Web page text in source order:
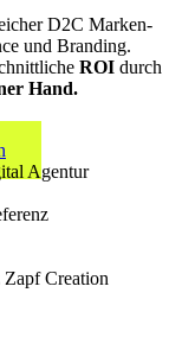
D2C Marken-
und Branding.
ROI durch
Hand.